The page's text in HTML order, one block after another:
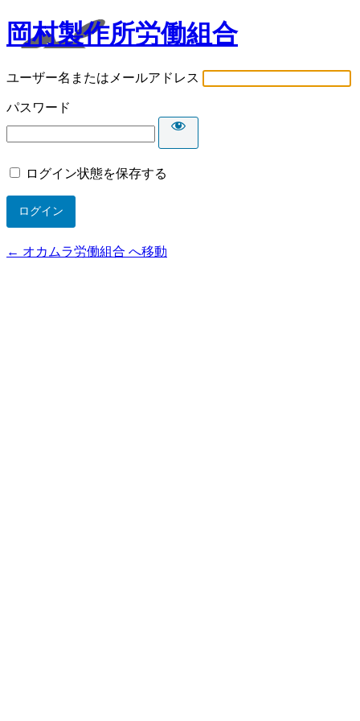
岡村製作所労働組合
ユーザー名またはメールアドレス
パスワード
ログイン状態を保存する
← オカムラ労働組合 へ移動